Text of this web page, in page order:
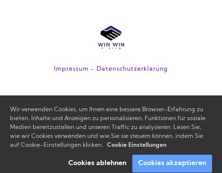
Impressum - Datenschutzerklärung
Wir verwenden Cookies, um Ihnen eine bessere Browser-Erfahrung zu
bieten, Inhalte und Anzeigen zu personalisieren, Funktionen für soziale
Medien bereitzustellen und unseren Traffic zu analysieren. Lesen Sie,
wie wir Cookies verwenden und wie Sie sie steuern können, indem Sie
auf Cookie-Einstellungen klicken.
Cookie Einstellungen
Cookies ablehnen Cookies akzeptieren